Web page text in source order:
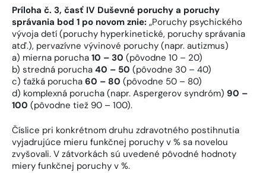
Príloha č. 3, časť IV Duševné poruchy a poruchy
správania bod 1 po novom znie: „Poruchy psychického
vývoja detí (poruchy hyperkinetické, poruchy správania
atď.), pervazívne vývinové poruchy (napr. autizmus)
a) mierna porucha 10 – 30 (pôvodne 10 – 20)
b) stredná porucha 40 – 50 (pôvodne 30 – 40)
c) ťažká porucha 60 – 80 (pôvodne 50 – 80)
d) komplexná porucha (napr. Aspergerov syndróm) 90 –
100 (pôvodne tiež 90 – 100).
Číslice pri konkrétnom druhu zdravotného postihnutia
vyjadrujúce mieru funkčnej poruchy v % sa novelou
zvyšovali. V zátvorkách sú uvedené pôvodné hodnoty
miery funkčnej poruchy v %.